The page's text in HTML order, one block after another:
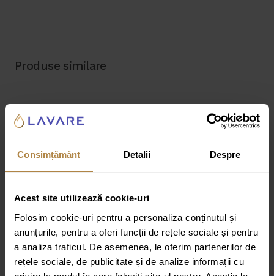
Consimțământ Detalii Despre
Acest site utilizează cookie-uri
Folosim cookie-uri pentru a personaliza conținutul și
anunțurile, pentru a oferi funcții de rețele sociale și pentru
a analiza traficul. De asemenea, le oferim partenerilor de
rețele sociale, de publicitate și de analize informații cu
Produse similare